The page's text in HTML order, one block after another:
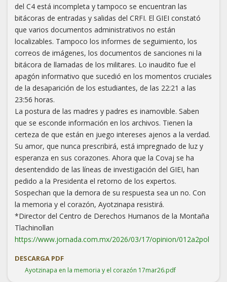
del C4 está incompleta y tampoco se encuentran las
bitácoras de entradas y salidas del CRFI. El GIEI constató
que varios documentos administrativos no están
localizables. Tampoco los informes de seguimiento, los
correos de imágenes, los documentos de sanciones ni la
bitácora de llamadas de los militares. Lo inaudito fue el
apagón informativo que sucedió en los momentos cruciales
de la desaparición de los estudiantes, de las 22:21 a las
23:56 horas.
La postura de las madres y padres es inamovible. Saben
que se esconde información en los archivos. Tienen la
certeza de que están en juego intereses ajenos a la verdad.
Su amor, que nunca prescribirá, está impregnado de luz y
esperanza en sus corazones. Ahora que la Covaj se ha
desentendido de las líneas de investigación del GIEI, han
pedido a la Presidenta el retorno de los expertos.
Sospechan que la demora de su respuesta sea un no. Con
la memoria y el corazón, Ayotzinapa resistirá.
*Director del Centro de Derechos Humanos de la Montaña
Tlachinollan
https://www.jornada.com.mx/2026/03/17/opinion/012a2pol
DESCARGA PDF
Ayotzinapa en la memoria y el corazón 17mar26.pdf